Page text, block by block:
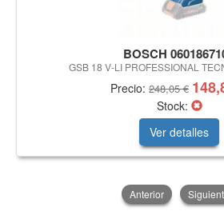
BOSCH
GSB 18 V-LI PROFESSIONAL
Precio: 248,05 €
Stock:
Ver detalles
Anterior